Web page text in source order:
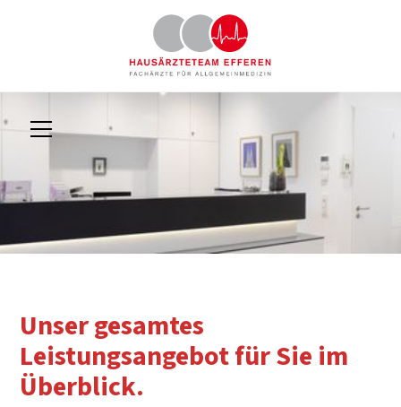
Unser gesamtes
Leistungsangebot für Sie im
Überblick.